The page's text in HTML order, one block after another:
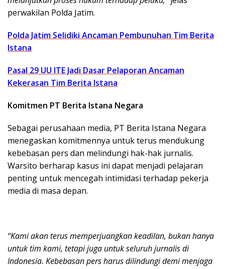
perwakilan Polda Jatim.
Polda Jatim Selidiki Ancaman Pembunuhan Tim Berita
Istana
Pasal 29 UU ITE Jadi Dasar Pelaporan Ancaman
Kekerasan Tim Berita Istana
Komitmen PT Berita Istana Negara
Sebagai perusahaan media, PT Berita Istana Negara
menegaskan komitmennya untuk terus mendukung
kebebasan pers dan melindungi hak-hak jurnalis.
Warsito berharap kasus ini dapat menjadi pelajaran
penting untuk mencegah intimidasi terhadap pekerja
media di masa depan.
“Kami akan terus memperjuangkan keadilan, bukan hanya
untuk tim kami, tetapi juga untuk seluruh jurnalis di
Indonesia. Kebebasan pers harus dilindungi demi menjaga